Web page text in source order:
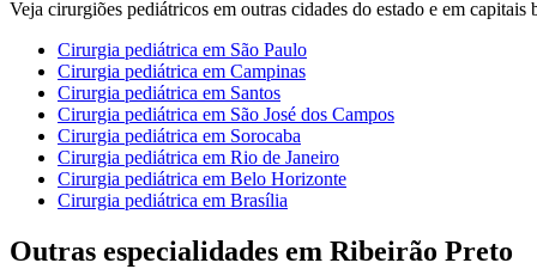
Veja cirurgiões pediátricos em outras cidades do estado e em capitais
Cirurgia pediátrica em São Paulo
Cirurgia pediátrica em Campinas
Cirurgia pediátrica em Santos
Cirurgia pediátrica em São José dos Campos
Cirurgia pediátrica em Sorocaba
Cirurgia pediátrica em Rio de Janeiro
Cirurgia pediátrica em Belo Horizonte
Cirurgia pediátrica em Brasília
Outras especialidades em Ribeirão Preto